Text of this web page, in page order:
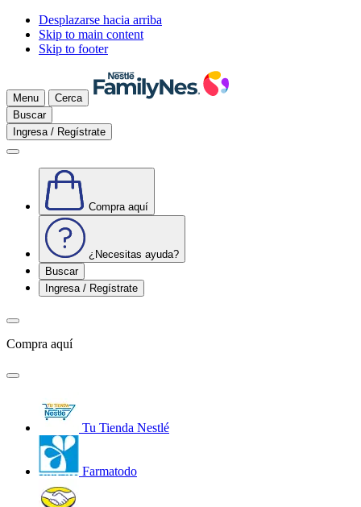
Desplazarse hacia arriba
Skip to main content
Skip to footer
Menu
Cerca
Buscar
Ingresa / Regístrate
Compra aquí
¿Necesitas ayuda?
Buscar
Ingresa / Regístrate
Compra aquí
Tu Tienda Nestlé
Farmatodo